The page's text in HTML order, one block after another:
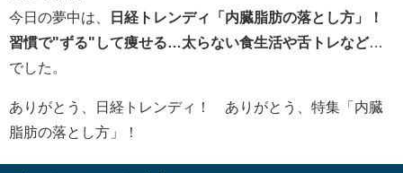
今日の夢中は、
日経トレンディ「内臓脂肪の落とし方」！
習慣で"ずる"して痩せる…太らない食生活や舌トレなど…
でした。
ありがとう、日経トレンディ！ ありがとう、特集「内臓
脂肪の落とし方」！